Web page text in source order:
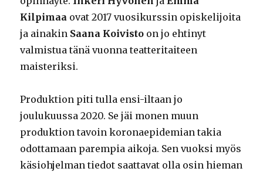
Kilpimaa ovat 2017 vuosikurssin opiskelijoita
ja ainakin Saana Koivisto on jo ehtinyt
valmistua tänä vuonna teatteritaiteen
maisteriksi.
Produktion piti tulla ensi-iltaan jo
joulukuussa 2020. Se jäi monen muun
produktion tavoin koronaepidemian takia
odottamaan parempia aikoja. Sen vuoksi myös
käsiohjelman tiedot saattavat olla osin hieman